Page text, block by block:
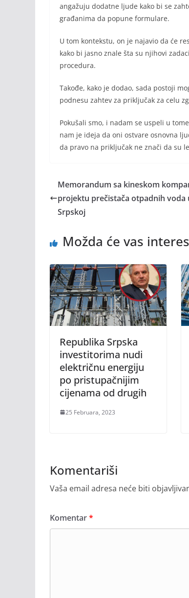
angažuju dodatne ljude kako bi se
građanima da popune formulare.
U tom kontekstu, on je najavio da će
kako bi jasno znale šta su njihovi
procedura.
Takođe, kako je dodao, sada postoji
podnesu zahtev za priključak za celu
Pokušali smo, i nadam se uspeli u
nam je ideja da oni ostvare osnovna
da pravo na priključak ne znači da su
Memorandum sa kineskom
projektu prečistača otpadnih voda
Srpskoj
Možda će vas
Republika Srpska
investitorima nudi
električnu energiju
po pristupačnijim
cijenama od drugih
25 Februara, 2023
Komentariši
Vaša email adresa neće biti
Komentar*